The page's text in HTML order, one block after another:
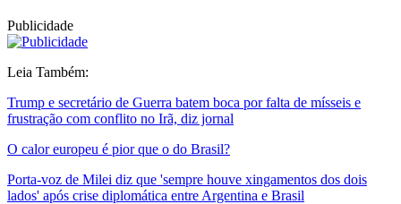
Publicidade
Leia Também:
Trump e secretário de Guerra batem boca por falta de mísseis e
frustração com conflito no Irã, diz jornal
O calor europeu é pior que o do Brasil?
Porta-voz de Milei diz que 'sempre houve xingamentos dos dois
lados' após crise diplomática entre Argentina e Brasil